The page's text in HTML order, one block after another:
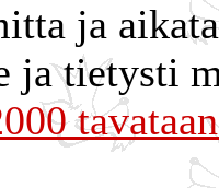
ja
ja tietysti